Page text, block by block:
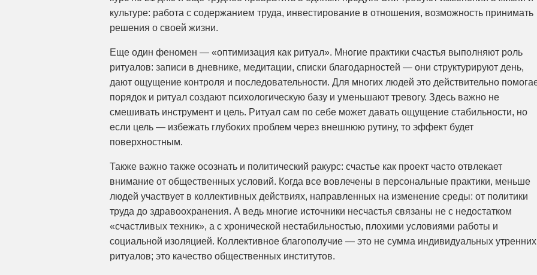
культуре: работа с содержанием труда, инвестирование в отношения, возможность принимать
решения о своей жизни.
Еще один феномен — «оптимизация как ритуал». Многие практики счастья выполняют роль
ритуалов: записи в дневнике, медитации, списки благодарностей — они структурируют день,
дают ощущение контроля и последовательности. Для многих людей это действительно
порядок и ритуал создают психологическую базу и уменьшают тревогу. Здесь важно не
смешивать инструмент и цель. Ритуал сам по себе может давать ощущение стабильности, но
если цель — избежать глубоких проблем через внешнюю рутину, то эффект будет
поверхностным.
Также важно также осознать и политический ракурс: счастье как проект часто отвлекает
внимание от общественных условий. Когда все вовлечены в персональные практики, меньше
людей участвует в коллективных действиях, направленных на изменение среды: от политики
труда до здравоохранения. А ведь многие источники несчастья связаны не с недостатком
«счастливых техник», а с хронической нестабильностью, плохими условиями работы и
социальной изоляцией. Коллективное благополучие — это не сумма индивидуальных утренних
ритуалов; это качество общественных институтов.